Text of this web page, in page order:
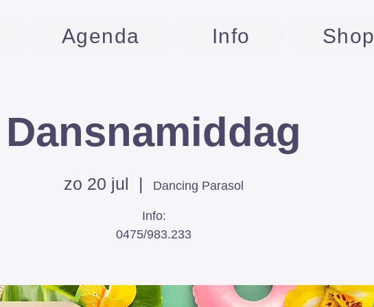
Dansnamiddag
zo 20 jul
  |
Dancing Parasol
Info:
0475/983.233
Agenda Info Shop